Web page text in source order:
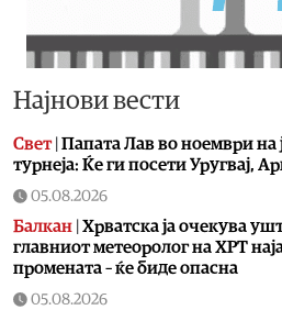
Најнови вести
Свет| Папата Лав во ноември
турнеја: Ќе ги посети Уругвај,
05.08.2026
Балкан Хрватска ја очекува
главниот метеоролог на ХРТ
промената – ќе биде опасна
05.08.2026